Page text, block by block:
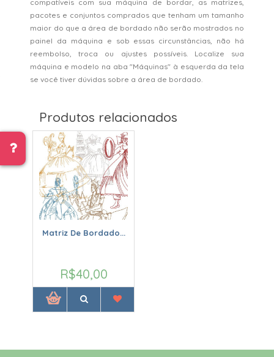
compatíveis com sua máquina de bordar, as matrizes,
pacotes e conjuntos comprados que tenham um tamanho
maior do que a área de bordado não serão mostrados no
painel da máquina e sob essas circunstâncias, não há
reembolso, troca ou ajustes possíveis. Localize sua
máquina e modelo na aba "Máquinas" à esquerda da tela
se você tiver dúvidas sobre a área de bordado.
Produtos relacionados
Matriz De Bordado...
R$40,00